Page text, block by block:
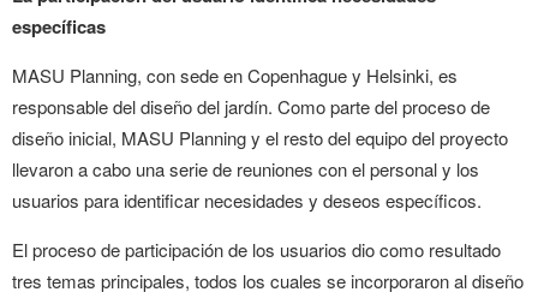
específicas
MASU Planning, con sede en Copenhague y Helsinki, es
responsable del diseño del jardín. Como parte del proceso de
diseño inicial, MASU Planning y el resto del equipo del proyecto
llevaron a cabo una serie de reuniones con el personal y los
usuarios para identificar necesidades y deseos específicos.
El proceso de participación de los usuarios dio como resultado
tres temas principales, todos los cuales se incorporaron al diseño